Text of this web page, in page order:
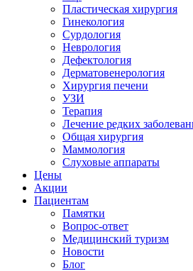
Пластическая хирургия
Гинекология
Сурдология
Неврология
Дефектология
Дерматовенерология
Хирургия печени
УЗИ
Терапия
Лечение редких
Общая хирургия
Маммология
Слуховые аппараты
Цены
Акции
Пациентам
Памятки
Вопрос-ответ
Медицинский туризм
Новости
Блог